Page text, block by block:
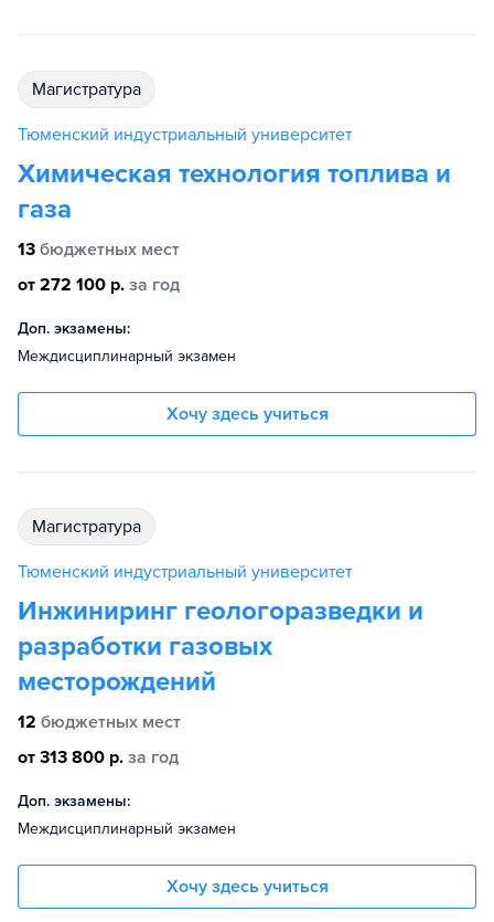
магистратура
Тюменский индустриальный университет
Химическая технология топлива и
газа
13 бюджетных мест
от 272 100 р. за год
Доп. экзамены:
Междисциплинарный экзамен
Хочу здесь учиться
магистратура
Тюменский индустриальный университет
Инжиниринг геологоразведки и
разработки газовых
месторождений
12 бюджетных мест
от 313 800 р. за год
Доп. экзамены:
Междисциплинарный экзамен
Хочу здесь учиться